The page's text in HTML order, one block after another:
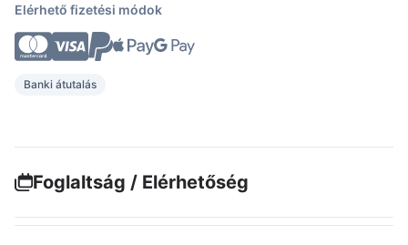
Elérhető fizetési módok
Banki átutalás
Foglaltság / Elérhetőség